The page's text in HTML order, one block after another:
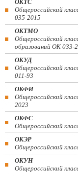
ОКТС
Общероссийский
035-2015
ОКТМО
Общероссийский
образований ОК 033-
ОКУД
Общероссийский
011-93
ОКФИ
Общероссийский
2023
ОКФС
Общероссийский
ОКЭР
Общероссийский
ОКУН
Общероссийский